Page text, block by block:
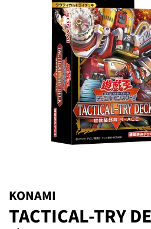
KONAMI
TACTICAL-TRY